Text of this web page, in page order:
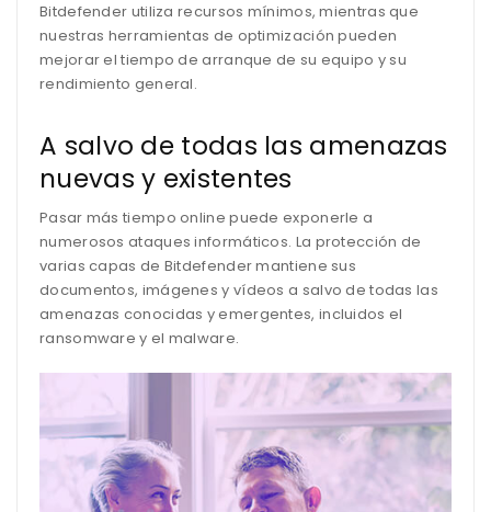
Bitdefender utiliza recursos mínimos, mientras que
nuestras herramientas de optimización pueden
mejorar el tiempo de arranque de su equipo y su
rendimiento general.
A salvo de todas las amenazas
nuevas y existentes
Pasar más tiempo online puede exponerle a
numerosos ataques informáticos. La protección de
varias capas de Bitdefender mantiene sus
documentos, imágenes y vídeos a salvo de todas las
amenazas conocidas y emergentes, incluidos el
ransomware y el malware.